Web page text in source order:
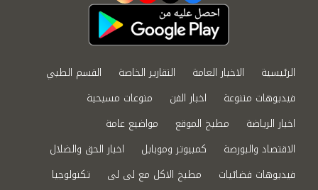
الرئيسية الاخبار العامة التقارير الخاصة
القسم الطبي
فيديوهات متنوعة
اخبار الفن
منوعات مسيحية
اخبار الرياضة
مطبخ الموقع
مواضيع عامة
الاقتصاد والبورصة
كمبيوتر وموبايل
اخبار الحق والضلال
فيديوهات فضائيات
مطبخ الاكل مع لى لى تكنولوجيا